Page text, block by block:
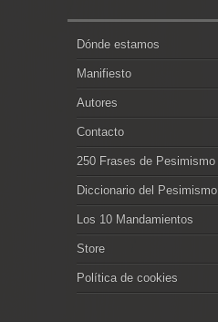
Dónde estamos
Manifiesto
Autores
Contacto
250 Frases de Pesimismo
Diccionario del Pesimismo
Los 10 Mandamientos
Store
Política de cookies